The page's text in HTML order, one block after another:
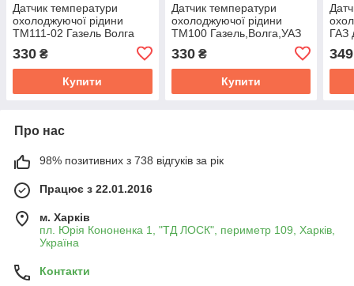
Датчик температури
охолоджуючої рідини
ТМ111-02 Газель Волга
Elprom-Elhovo ТМ111-02
330 ₴
Купити
Датчик температури
охолоджуючої рiдини
ТМ100 Газель,Волга,УАЗ
дв.402,ГАЗ 53,МАЗ (вир-во
КАТЕК) ТМ100
330₴
Купити
ГАЗ
349
Про нас
98% позитивних з 738 відгуків за рік
Працює з 22.01.2016
м. Харків
пл. Юрія Кононенка 1, "ТД ЛОСК", периметр 109, Харків,
Україна
Контакти